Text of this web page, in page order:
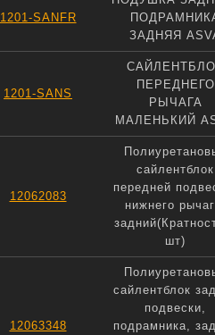
1201-SANFR
ЗАДНЯЯ
1201-SANS
ПЕРЕДНЕГО
РЫЧАГА
МАЛЕНЬКИЙ
12062083
сайлентблок
передней
нижнего
шт)
12063348
сайлентблок
подвески,
подрамника,